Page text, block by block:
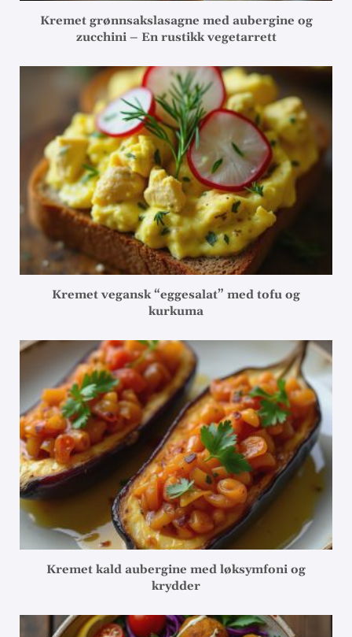
Kremet grønnsakslasagne med aubergine og
zucchini – En rustikk vegetarrett
Kremet vegansk “eggesalat” med tofu og
kurkuma
Kremet kald aubergine med løksymfoni og
krydder